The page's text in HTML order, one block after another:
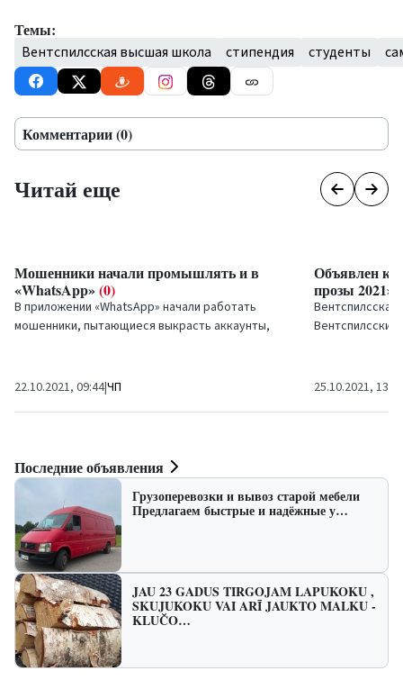
Темы:
Вентспилсская высшая школа стипендия студенты
Комментарии (0)
Читай еще
Мошенники начали промышлять и в
«WhatsApp»(0)
В приложении «WhatsApp» начали работать
мошенники, пытающиеся выкрасть аккаунты,
22.10.2021, 09:44|ЧП
Объявлен
прозы 2021»
25.10.2021, 13:06
Последние объявления
Грузоперевозки и вывоз старой мебели
Предлагаем быстрые и надёжные у…
JAU 23 GADUS TIRGOJAM LAPUKOKU ,
SKUJUKOKU VAI ARĪ JAUKTO MALKU -
KLUČO…